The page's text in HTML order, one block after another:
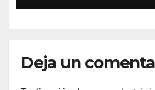
Deja un